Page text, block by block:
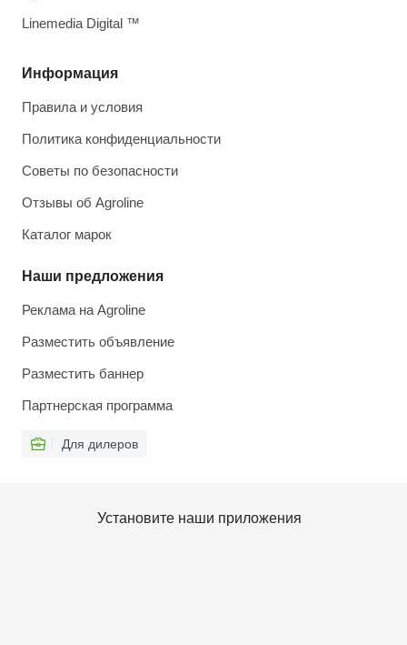
Информация
Правила и условия
Политика конфиденциальности
Советы по безопасности
Отзывы об Agroline
Каталог марок
Наши предложения
Реклама на Agroline
Разместить объявление
Разместить баннер
Партнерская программа
Для дилеров
Linemedia Digital ™
Установите наши приложения